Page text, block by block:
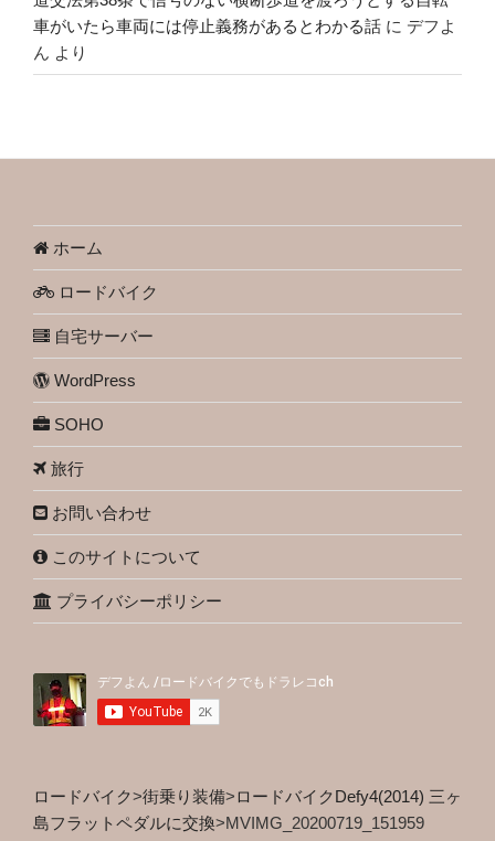
車がいたら車両には停止義務があるとわかる話 に デフよ
ん より
ホーム
ロードバイク
自宅サーバー
WordPress
SOHO
旅行
お問い合わせ
このサイトについて
プライバシーポリシー
ロードバイク>街乗り装備>ロードバイクDefy4(2014) 三ヶ
島フラットペダルに交換>MVIMG_20200719_151959